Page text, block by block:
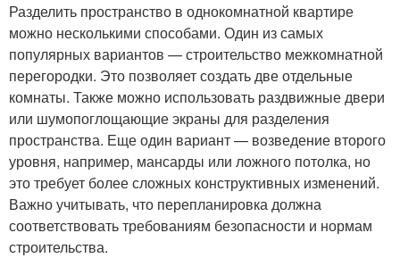
Разделить пространство в однокомнатной квартире
можно несколькими способами. Один из самых
популярных вариантов — строительство межкомнатной
перегородки. Это позволяет создать две отдельные
комнаты. Также можно использовать раздвижные двери
или шумопоглощающие экраны для разделения
пространства. Еще один вариант — возведение второго
уровня, например, мансарды или ложного потолка, но
это требует более сложных конструктивных изменений.
Важно учитывать, что перепланировка должна
соответствовать требованиям безопасности и нормам
строительства.